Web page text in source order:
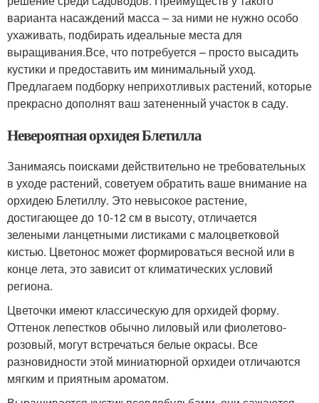
варианта насаждений масса – за ними не нужно особо
ухаживать, подбирать идеальные места для
выращивания.Все, что потребуется – просто высадить
кустики и предоставить им минимальный уход.
Предлагаем подборку неприхотливых растений, которые
прекрасно дополнят ваш затененный участок в саду.
Невероятная орхидея Блетилла
Занимаясь поисками действительно не требовательных
в уходе растений, советуем обратить ваше внимание на
орхидею Блетиллу. Это невысокое растение,
достигающее до 10-12 см в высоту, отличается
зелеными ланцетными листиками с малоцветковой
кистью. Цветонос может формироваться весной или в
конце лета, это зависит от климатических условий
региона.
Цветочки имеют классическую для орхидей форму.
Оттенок лепестков обычно лиловый или фиолетово-
розовый, могут встречаться белые окрасы. Все
разновидности этой миниатюрной орхидеи отличаются
мягким и приятным ароматом.